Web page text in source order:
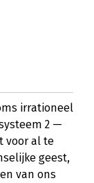
irrationeel
2 —
voor al te
geest,
van ons